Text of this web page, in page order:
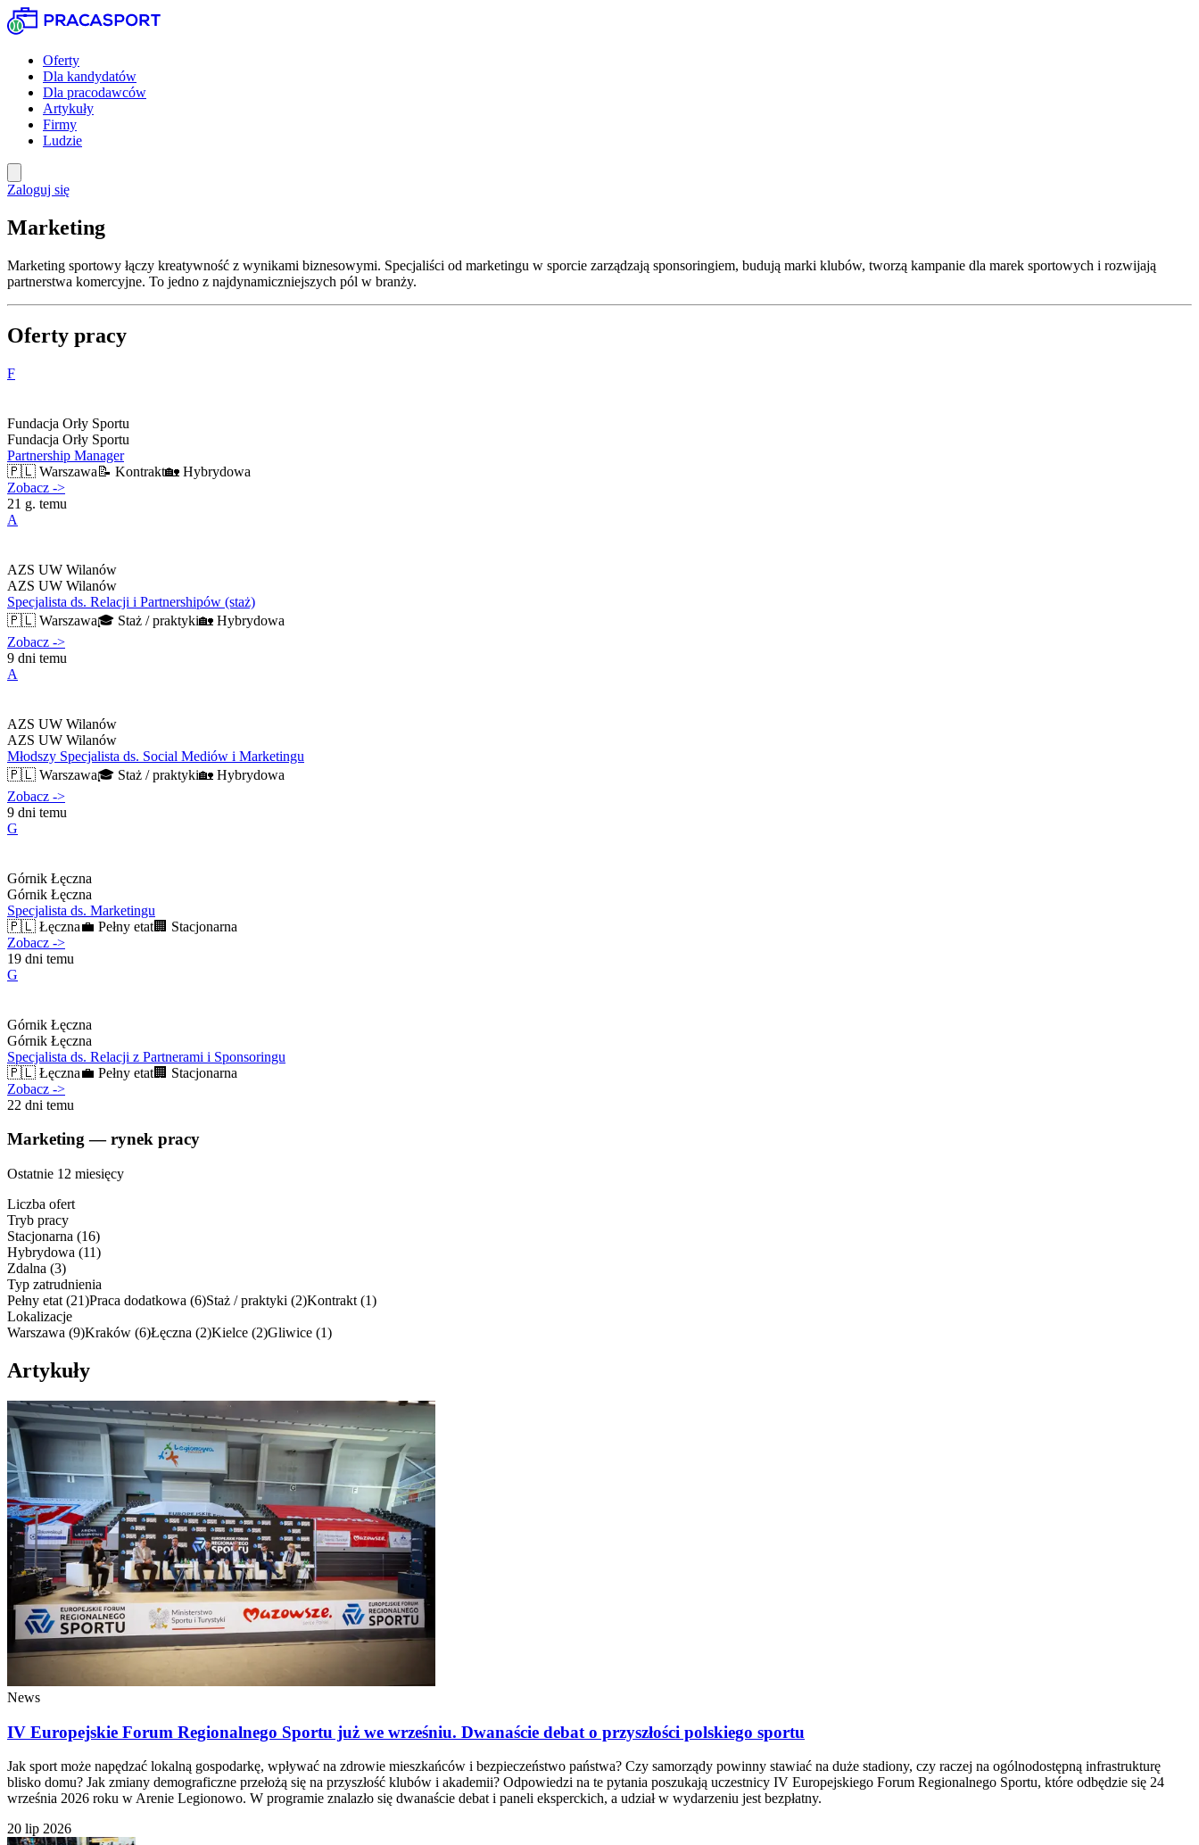
Oferty
Dla kandydatów
Dla pracodawców
Artykuły
Firmy
Ludzie
Zaloguj się
Marketing
Marketing sportowy łączy kreatywność z wynikami biznesowymi. Specjaliści od marketingu w sporcie zarządzają sponsoringiem, budują marki klubów, tworzą kampanie dla marek sportowych i rozwijają
partnerstwa komercyjne. To jedno z najdynamiczniejszych pól w branży.
Oferty pracy
F
Fundacja Orły Sportu
Fundacja Orły Sportu
Partnership Manager
🇵🇱 Warszawa 📝 Kontrakt🏡 Hybrydowa
Zobacz ->
21 g. temu
A
AZS UW Wilanów
AZS UW Wilanów
Specjalista ds. Relacji i Partnershipów (staż)
🇵🇱 Warszawa🎓 Staż / praktyki🏡 Hybrydowa
Zobacz ->
9 dni temu
A
AZS UW Wilanów
AZS UW Wilanów
Młodszy Specjalista ds. Social Mediów i Marketingu
🇵🇱 Warszawa🎓 Staż / praktyki🏡 Hybrydowa
Zobacz ->
9 dni temu
G
Górnik Łęczna
Górnik Łęczna
Specjalista ds. Marketingu
🇵🇱 Łęczna💼 Pełny etat🏢 Stacjonarna
Zobacz ->
19 dni temu
G
Górnik Łęczna
Górnik Łęczna
Specjalista ds. Relacji z Partnerami i Sponsoringu
🇵🇱 Łęczna💼 Pełny etat🏢 Stacjonarna
Zobacz ->
22 dni temu
Marketing — rynek pracy
Ostatnie 12 miesięcy
Liczba ofert
Tryb pracy
Stacjonarna (16)
Hybrydowa (11)
Zdalna (3)
Typ zatrudnienia
Pełny etat (21)Praca dodatkowa (6)Staż / praktyki (2)Kontrakt (1)
Lokalizacje
Warszawa (9)Kraków (6)Łęczna (2)Kielce (2)Gliwice (1)
Artykuły
News
IV Europejskie Forum Regionalnego Sportu już we wrześniu. Dwanaście debat o przyszłości polskiego sportu
Jak sport może napędzać lokalną gospodarkę, wpływać na zdrowie mieszkańców i bezpieczeństwo państwa? Czy samorządy powinny stawiać na duże stadiony, czy raczej na ogólnodostępną infrastrukturę
blisko domu? Jak zmiany demograficzne przełożą się na przyszłość klubów i akademii? Odpowiedzi na te pytania poszukają uczestnicy IV Europejskiego Forum Regionalnego Sportu, które odbędzie się 24
września 2026 roku w Arenie Legionowo. W programie znalazło się dwanaście debat i paneli eksperckich, a udział w wydarzeniu jest bezpłatny.
20 lip 2026